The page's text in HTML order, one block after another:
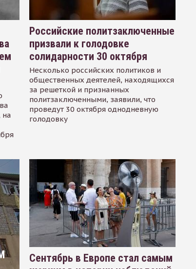
на
Российские политзаключенные
призвали к голодовке
солидарности 30 октября
Несколько российских политиков и
общественных деятелей, находящихся
за решеткой и признанных
политзаключенными, заявили, что
проведут 30 октября однодневную
голодовку
Сентябрь в Европе стал самым